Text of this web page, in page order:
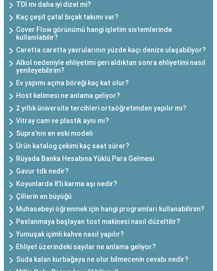
TDI mı daha iyi dizel mi?
Kaç çeşit çatal bıçak takımı var?
Cover Flow görünümü hangi işletim sistemlerinde
kullanılabilir?
Caretta caretta yavrularının yüzde kaçı denize ulaşabiliyor?
Alkol nedeniyle ehliyetimi geri aldıktan sonra ehliyetimi nasıl
yenileyebilirim?
Ev yapımı açma böreği kaç kat olur?
Host kelimesi ne anlama geliyor?
2 yıllık üniversite tercihleri ortaöğretimden yapılır mı?
Vitray cam ve plastik aynı mı?
Supra'nın en eski modeli
Ürün katalog çekimi kaç saat sürer?
Rüyada Banka Hesabına Yüklü Para Gelmesi
Gavur tdk nedir?
Koyunlarda 8'li karma aşı nedir?
Çillerin en büyüğü
Muhasebeyi öğrenmek için hangi programları kullanabilirim?
Paslanmaya başlayan tost makinesi nasıl düzeltilir?
Yumuşak içimli kahve nasıl yapılır?
Ehliyet üzerindeki sayılar ne anlama geliyor?
Suda kalan kurbağaya ne olur bilmecenin cevabı nedir?